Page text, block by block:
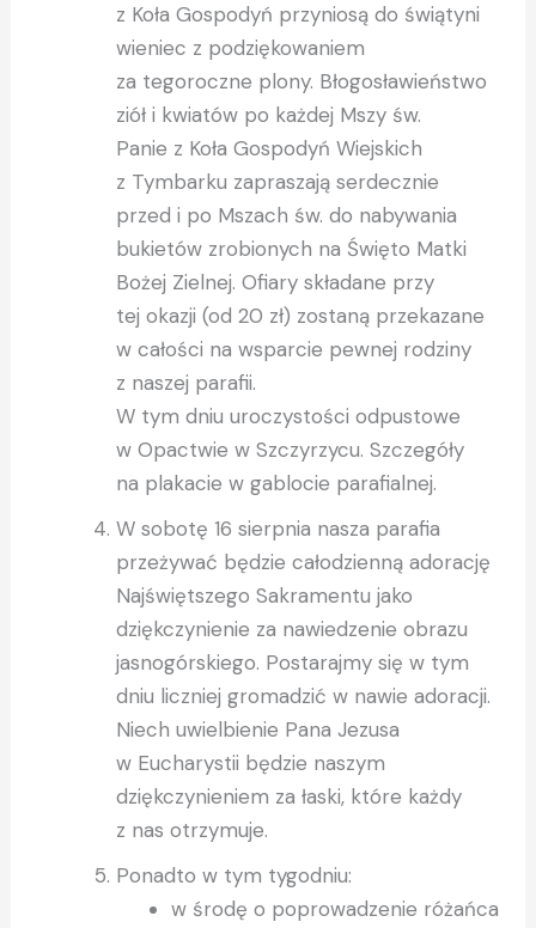
z Koła Gospodyń przyniosą do świątyni
wieniec z podziękowaniem
za tegoroczne plony. Błogosławieństwo
ziół i kwiatów po każdej Mszy św.
Panie z Koła Gospodyń Wiejskich
z Tymbarku zapraszają serdecznie
przed i po Mszach św. do nabywania
bukietów zrobionych na Święto Matki
Bożej Zielnej. Ofiary składane przy
tej okazji (od 20 zł) zostaną przekazane
w całości na wsparcie pewnej rodziny
z naszej parafii.
W tym dniu uroczystości odpustowe
w Opactwie w Szczyrzycu. Szczegóły
na plakacie w gablocie parafialnej.
W sobotę 16 sierpnia nasza parafia
przeżywać będzie całodzienną adorację
Najświętszego Sakramentu jako
dziękczynienie za nawiedzenie obrazu
jasnogórskiego. Postarajmy się w tym
dniu liczniej gromadzić w nawie adoracji.
Niech uwielbienie Pana Jezusa
w Eucharystii będzie naszym
dziękczynieniem za łaski, które każdy
z nas otrzymuje.
Ponadto w tym tygodniu:
w środę o poprowadzenie różańca